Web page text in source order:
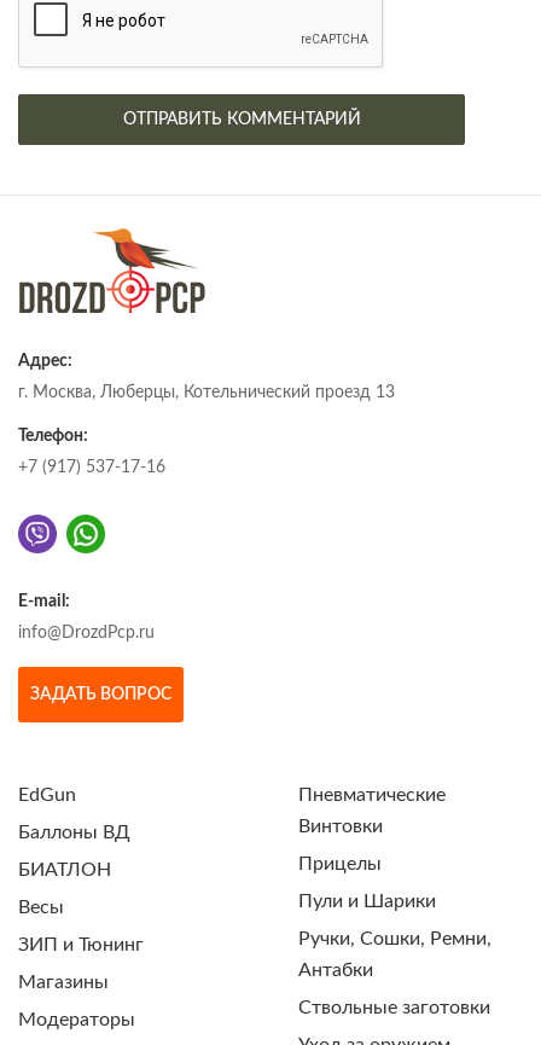
Адрес:
г. Москва, Люберцы, Котельнический проезд 13
Телефон:
+7 (917) 537-17-16
E-mail:
info@DrozdPcp.ru
ЗАДАТЬ ВОПРОС
EdGun
Баллоны ВД
БИАТЛОН
Весы
ЗИП и Тюнинг
Магазины
Модераторы
Пневматические
Винтовки
Прицелы
Пули и Шарики
Ручки, Сошки, Ремни,
Антабки
Ствольные заготовки